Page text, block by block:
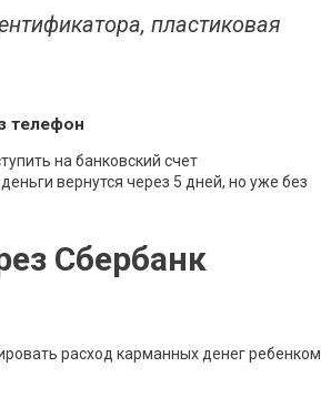
пластиковая
телефон
на банковский счет
вернутся через 5 дней, но уже без
Сбербанк
расход карманных денег